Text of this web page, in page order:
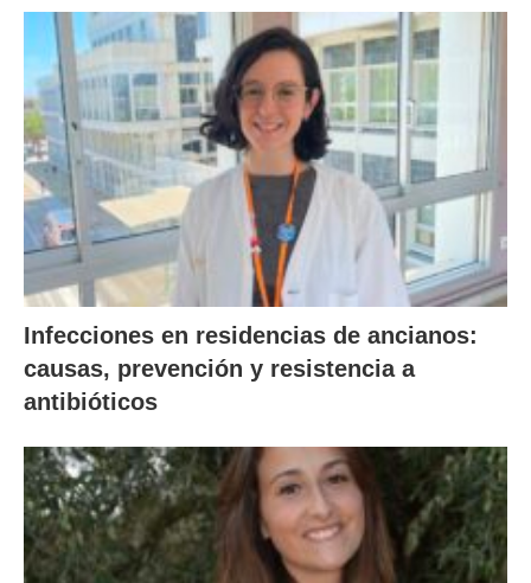
Infecciones en residencias de ancianos:
causas, prevención y resistencia a
antibióticos